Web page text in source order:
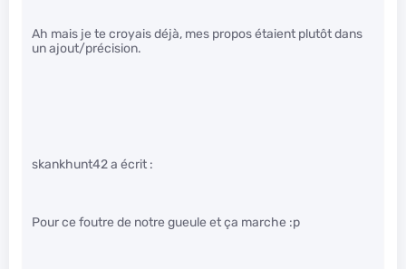
Ah mais je te croyais déjà, mes propos étaient plutôt dans
un ajout/précision.
skankhunt42 a écrit :
Pour ce foutre de notre gueule et ça marche :p